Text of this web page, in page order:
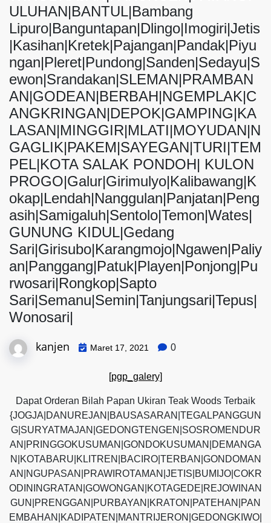
ULUHAN|BANTUL|Bambang
Lipuro|Banguntapan|Dlingo|Imogiri|Jetis
|Kasihan|Kretek|Pajangan|Pandak|Piyu
ngan|Pleret|Pundong|Sanden|Sedayu|S
ewon|Srandakan|SLEMAN|PRAMBAN
AN|GODEAN|BERBAH|NGEMPLAK|C
ANGKRINGAN|DEPOK|GAMPING|KA
LASAN|MINGGIR|MLATI|MOYUDAN|N
GAGLIK|PAKEM|SAYEGAN|TURI|TEM
PEL|KOTA SALAK PONDOH| KULON
PROGO|Galur|Girimulyo|Kalibawang|K
okap|Lendah|Nanggulan|Panjatan|Peng
asih|Samigaluh|Sentolo|Temon|Wates|
GUNUNG KIDUL|Gedang
Sari|Girisubo|Karangmojo|Ngawen|Paliy
an|Panggang|Patuk|Playen|Ponjong|Pu
rwosari|Rongkop|Sapto
Sari|Semanu|Semin|Tanjungsari|Tepus|
Wonosari|
kanjen Maret 17, 2021 0
[pgp_galery]
Dapat Orderan Bilah Papan Ukiran Teak Woods Terbaik
{JOGJA|DANUREJAN|BAUSASARAN|TEGALPANGGUN
G|SURYATMAJAN|GEDONGTENGEN|SOSROMENDUR
AN|PRINGGOKUSUMAN|GONDOKUSUMAN|DEMANGA
N|KOTABARU|KLITREN|BACIRO|TERBAN|GONDOMAN
AN|NGUPASAN|PRAWIROTAMAN|JETIS|BUMIJO|COKR
ODININGRATAN|GOWONGAN|KOTAGEDE|REJOWINAN
GUN|PRENGGAN|PURBAYAN|KRATON|PATEHAN|PAN
EMBAHAN|KADIPATEN|MANTRIJERON|GEDONGKIWO|